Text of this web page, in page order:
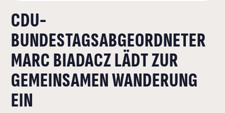
DEUTSCHER BUNDESTAG
AKTUELLES
KONTAKT
CDU-
BUNDESTAGSABGEORDNETER
MARC BIADACZ LÄDT ZUR
GEMEINSAMEN WANDERUNG
EIN